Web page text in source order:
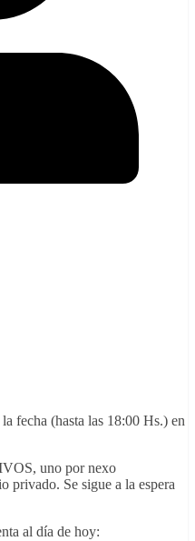
fecha (hasta las 18:00 Hs.) en
uno por nexo
privado. Se sigue a la espera
al día de hoy: